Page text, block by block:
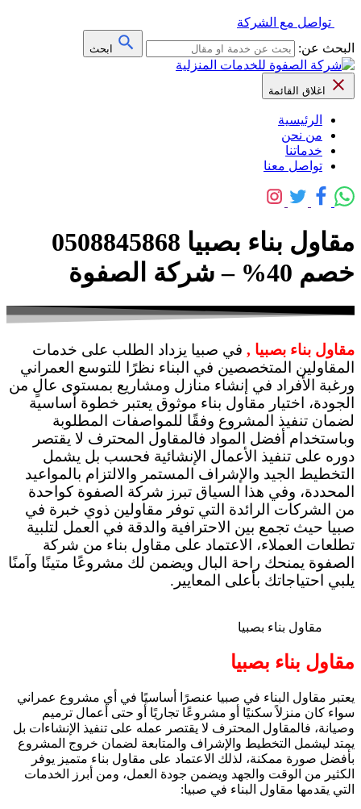
تواصل مع الشركة
البحث عن:
ابحث
اغلاق القائمة
الرئيسية
من نحن
خدماتنا
تواصل معنا
مقاول بناء بصبيا 0508845868
خصم 40% – شركة الصفوة
مقاول بناء بصبيا , في صبيا يزداد الطلب على خدمات
المقاولين المتخصصين في البناء نظرًا للتوسع العمراني
ورغبة الأفراد في إنشاء منازل ومشاريع بمستوى عالٍ من
الجودة، اختيار مقاول بناء موثوق يعتبر خطوة أساسية
لضمان تنفيذ المشروع وفقًا للمواصفات المطلوبة
وباستخدام أفضل المواد فالمقاول المحترف لا يقتصر
دوره على تنفيذ الأعمال الإنشائية فحسب بل يشمل
التخطيط الجيد والإشراف المستمر والالتزام بالمواعيد
المحددة، وفي هذا السياق تبرز شركة الصفوة كواحدة
من الشركات الرائدة التي توفر مقاولين ذوي خبرة في
صبيا حيث تجمع بين الاحترافية والدقة في العمل لتلبية
تطلعات العملاء، الاعتماد على مقاول بناء من شركة
الصفوة يمنحك راحة البال ويضمن لك مشروعًا متينًا وآمنًا
يلبي احتياجاتك بأعلى المعايير.
مقاول بناء بصبيا
مقاول بناء بصبيا
يعتبر مقاول البناء في صبيا عنصرًا أساسيًا في أي مشروع عمراني
سواء كان منزلاً سكنيًا أو مشروعًا تجاريًا أو حتى أعمال ترميم
وصيانة، فالمقاول المحترف لا يقتصر عمله على تنفيذ الإنشاءات بل
يمتد ليشمل التخطيط والإشراف والمتابعة لضمان خروج المشروع
بأفضل صورة ممكنة، لذلك الاعتماد على مقاول بناء متميز يوفر
الكثير من الوقت والجهد ويضمن جودة العمل، ومن أبرز الخدمات
التي يقدمها مقاول البناء في صبيا: